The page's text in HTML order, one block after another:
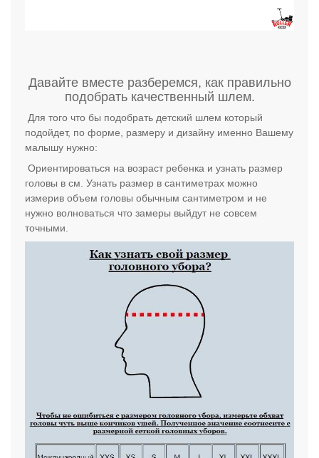
Давайте вместе разберемся, как правильно
подобрать качественный шлем.
Для того что бы подобрать детский шлем который
подойдет, по форме, размеру и дизайну именно Вашему
малышу нужно:
Ориентироваться на возраст ребенка и узнать размер
головы в см. Узнать размер в сантиметрах можно
измерив объем головы обычным сантиметром и не
нужно волноваться что замеры выйдут не совсем
точными.